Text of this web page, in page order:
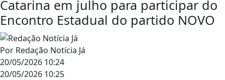
Catarina em julho para participar do
Encontro Estadual do partido NOVO
Por Redação Notícia Já
20/05/2026 10:24
20/05/2026 10:25